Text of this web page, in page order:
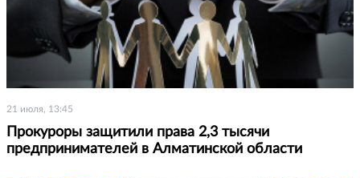
21 июля, 13:45
Прокуроры защитили права 2,3 тысячи
предпринимателей в Алматинской области